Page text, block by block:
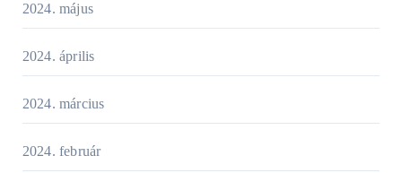
2024. május
2024. április
2024. március
2024. február